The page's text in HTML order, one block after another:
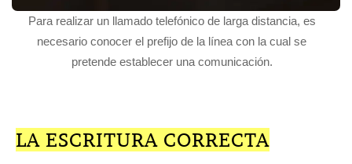
Para realizar un llamado telefónico de larga distancia, es
necesario conocer el prefijo de la línea con la cual se
pretende establecer una comunicación.
LA ESCRITURA CORRECTA